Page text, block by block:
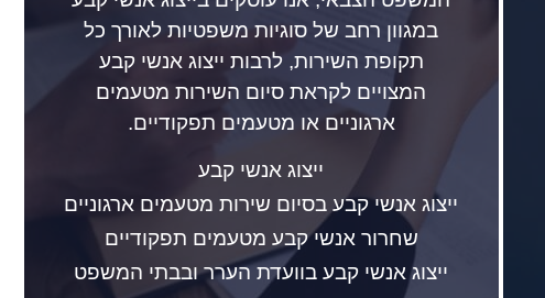
במגוון רחב של סוגיות משפטיות לאורך כל
תקופת השירות, לרבות ייצוג אנשי קבע
המצויים לקראת סיום השירות מטעמים
ארגוניים או מטעמים תפקודיים.
ייצוג אנשי קבע
ייצוג אנשי קבע בסיום שירות מטעמים ארגוניים
שחרור אנשי קבע מטעמים תפקודיים
ייצוג אנשי קבע בוועדת הערר ובבתי המשפט